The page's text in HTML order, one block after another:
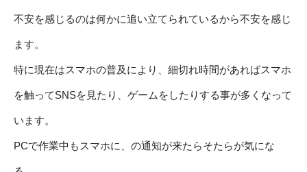
不安を感じるのは何かに追い立てられているから不安を感じ
ます。
特に現在はスマホの普及により、細切れ時間があればスマホ
を触ってSNSを見たり、ゲームをしたりする事が多くなって
います。
PCで作業中もスマホに、の通知が来たらそたらが気にな